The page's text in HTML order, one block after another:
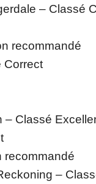
– Classé
recommandé
Classé
–